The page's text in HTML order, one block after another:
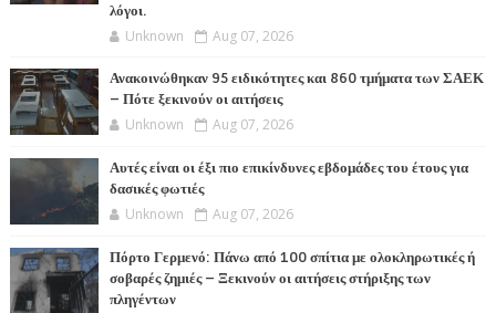
λόγοι.
Unknown Aug 07, 2026
Ανακοινώθηκαν 95 ειδικότητες και 860 τμήματα των ΣΑΕΚ
– Πότε ξεκινούν οι αιτήσεις
Unknown Aug 07, 2026
Αυτές είναι οι έξι πιο επικίνδυνες εβδομάδες του έτους για
δασικές φωτιές
Unknown Aug 07, 2026
Πόρτο Γερμενό: Πάνω από 100 σπίτια με ολοκληρωτικές ή
σοβαρές ζημιές – Ξεκινούν οι αιτήσεις στήριξης των
πληγέντων